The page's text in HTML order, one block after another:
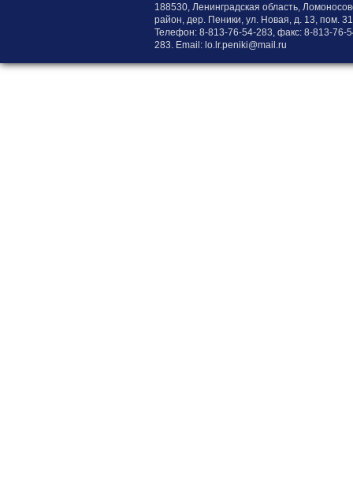
188530, Ленинградская область,
район, дер. Пеники, ул. Новая, д. 13, пом. 31
Телефон: 8-813-76-54-283 , факс: 8-813-76-
283 . Email: lo.lr.peniki@mail.ru